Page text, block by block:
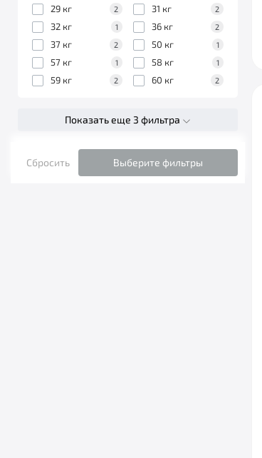
29 кг 2 31 кг 2
32 кг 1 36 кг 2
37 кг 2 50 кг 1
57 кг 1 58 кг 1
59 кг 2 60 кг 2
Показать еще 3 фильтра
Сбросить Выберите фильтры